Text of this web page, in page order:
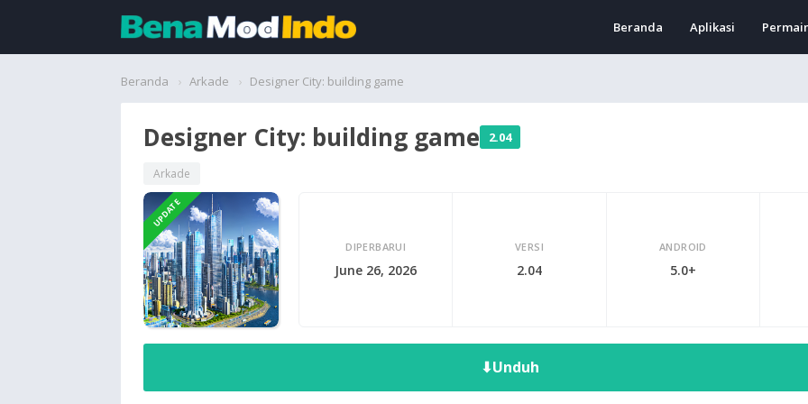
Beranda Aplikasi
Beranda Arkade Designer City: building game
Designer City: building game 2.04
Arkade
UPDATE
DIPERBARUI
June 26, 2026
VERSI
2.04
ANDROID
5.0+
⬇Unduh